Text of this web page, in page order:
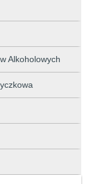
Alkoholowych